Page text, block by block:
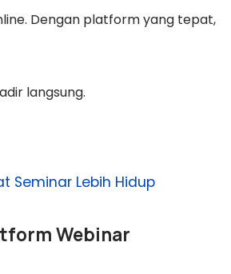
Dengan platform yang tepat,
langsung.
Seminar Lebih Hidup
Webinar